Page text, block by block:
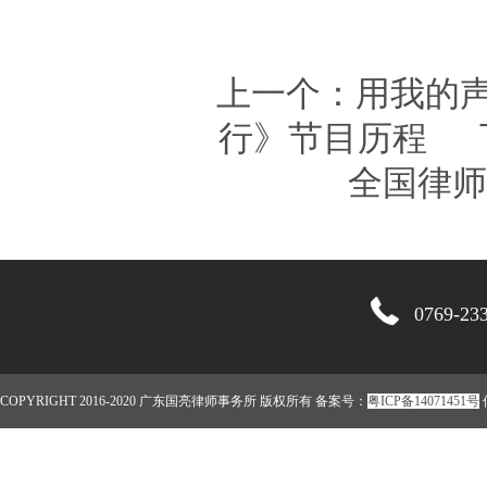
上一个： 用我的
行》节目历程
全国律
0769-
COPYRIGHT 2016-2020 广东国亮律师事务所 版权所有 备案号： 粤ICP备14071451号